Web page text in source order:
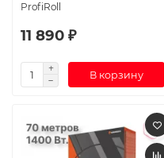
ProfiRoll
11 890 ₽
В корзину